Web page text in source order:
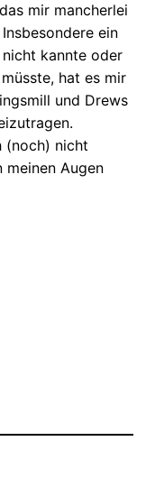
mir mancherlei
ein
kannte oder
hat es mir
und Drews
(noch) nicht
meinen Augen